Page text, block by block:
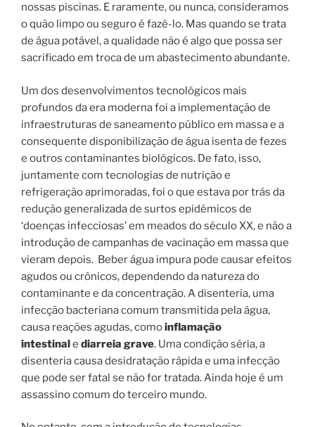
nossas piscinas. E raramente, ou nunca, consideramos
o quão limpo ou seguro é fazê-lo. Mas quando se trata
de água potável, a qualidade não é algo que possa ser
sacrificado em troca de um abastecimento abundante.
Um dos desenvolvimentos tecnológicos mais
profundos da era moderna foi a implementação de
infraestruturas de saneamento público em massa e a
consequente disponibilização de água isenta de fezes
e outros contaminantes biológicos. De fato, isso,
juntamente com tecnologias de nutrição e
refrigeração aprimoradas, foi o que estava por trás da
redução generalizada de surtos epidêmicos de
‘doenças infecciosas’ em meados do século XX, e não a
introdução de campanhas de vacinação em massa que
vieram depois. Beber água impura pode causar efeitos
agudos ou crônicos, dependendo da natureza do
contaminante e da concentração. A disenteria, uma
infecção bacteriana comum transmitida pela água,
causa reações agudas, comoinflamação
intestinale diarreia grave. Uma condição séria, a
disenteria causa desidratação rápida e uma infecção
que pode ser fatal se não for tratada. Ainda hoje é um
assassino comum do terceiro mundo.